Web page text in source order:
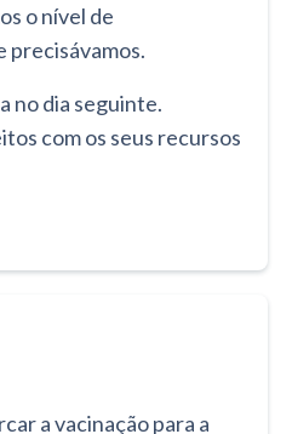
o nível de
precisávamos.
no dia seguinte.
com os seus recursos
a vacinação para a